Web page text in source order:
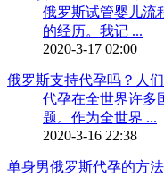
俄罗斯试管婴儿流
的经历。我记 ...
2020-3-17 02:00
俄罗斯支持代孕吗？人
代孕在全世界许多
题。作为全世界 ...
2020-3-16 22:38
单身男俄罗斯代孕的方